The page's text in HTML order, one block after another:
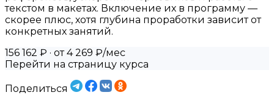
текстом в макетах. Включение их в программу —
скорее плюс, хотя глубина проработки зависит от
конкретных занятий.
156 162 ₽ · от 4 269 ₽/мес
Перейти на страницу курса
Поделиться